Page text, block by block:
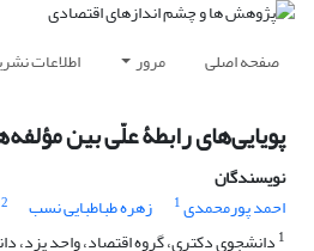
صفحه اصلی مرور اطلاعات
پویایی‌های رابطۀ علّی بین
نویسندگان
احمد پورمحمدی1 زهره طباطبایی نسب 2
1 دانشجوی دکتری، گروه اقتصاد، واحد یزد،